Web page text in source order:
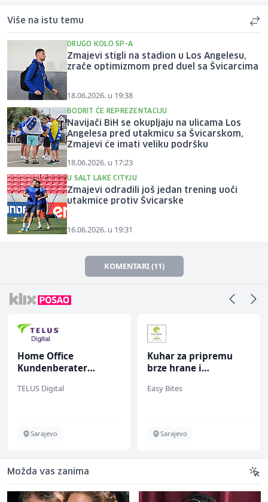
Više na istu temu
DRUGO KOLO SP-A
Zmajevi stigli na stadion u Los Angelesu,
zrače optimizmom pred duel sa Švicarcima
18.06.2026. u 19:38
BODRIT ĆE REPREZENTACIJU
Navijači BiH se okupljaju na ulicama Los
Angelesa pred utakmicu sa Švicarskom,
Zmajevi će imati veliku podršku
18.06.2026. u 17:23
U SALT LAKE CITYJU
Zmajevi odradili još jedan trening uoči
utakmice protiv Švicarske
16.06.2026. u 19:31
KOMENTARI (11)
Home Office
Kundenberater
TELUS Digital
Sarajevo
Kuhar za pripremu
brze hrane i
ž)
Easy Bites
Sarajevo
Možda vas zanima